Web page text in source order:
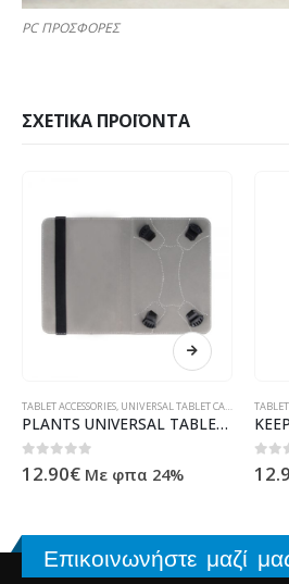
PC ΠΡΟΣΦΟΡΕΣ
ΣΧΕΤΙΚΆ ΠΡΟΪΌΝΤΑ
TABLET ACCESSORIES, UNIVERSAL TABLET CASES
PLANTS UNIVERSAL TABLET CASE 9-10''
0 out of 5
12.90€ Με φπα 24%
TABLET
0 out
Επικοινωνήστε μαζί